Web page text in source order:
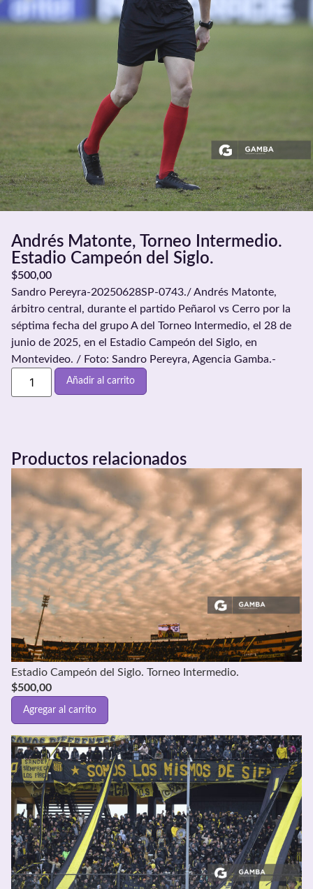
Andrés Matonte, Torneo Intermedio.
Estadio Campeón del Siglo.
$500,00
Sandro Pereyra-20250628SP-0743./ Andrés Matonte,
árbitro central, durante el partido Peñarol vs Cerro por la
séptima fecha del grupo A del Torneo Intermedio, el 28 de
junio de 2025, en el Estadio Campeón del Siglo, en
Montevideo. / Foto: Sandro Pereyra, Agencia Gamba.-
Añadir al carrito
Productos relacionados
Estadio Campeón del Siglo. Torneo Intermedio.
$500,00
Agregar al carrito